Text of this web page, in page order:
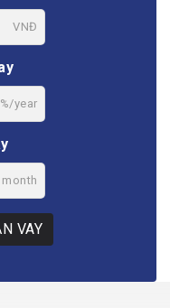
VNĐ
%/year
month
VAY